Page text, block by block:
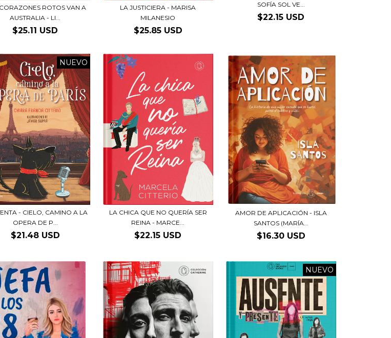
ROTOS VAN A
AUSTRALIA - LI...
$25.11 USD
LA JUSTICIERA - MARISA
MILANESIO
$25.85 USD
SOFÍA SOL VE...
$22.15 USD
NUEVO
- CIELO, CAMINO A LA
OPERA DE P...
$21.48 USD
LA CHICA QUE NO QUERÍA SER
REINA - MARCE...
$22.15 USD
AMOR DE APLICACIÓN - ISLA
SANTOS (MARÍA...
$16.30 USD
NUEVO